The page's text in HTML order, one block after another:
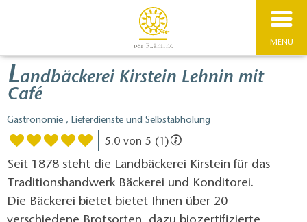
MENÜ
Landbäckerei Kirstein Lehnin mit
Café
Gastronomie , Lieferdienste und Selbstabholung
5.0 von 5 (1)
Seit 1878 steht die Landbäckerei Kirstein für das
Traditionshandwerk Bäckerei und Konditorei.
Die Bäckerei bietet bietet Ihnen über 20